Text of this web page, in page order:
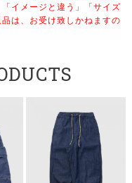
「イメージと違う」「サイズ
は、お受け致しかねますの